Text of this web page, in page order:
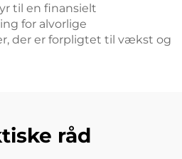
til en finansielt
for alvorlige
der er forpligtet til vækst og
råd